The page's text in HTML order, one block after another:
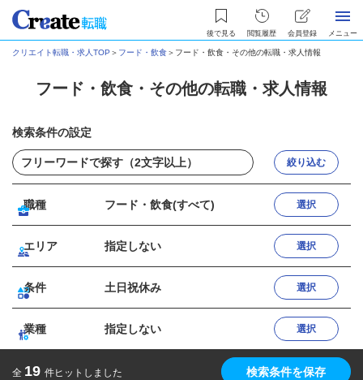
後で見る 閲覧履歴 会員登録 メニュー
クリエイト転職・求人TOP ＞ フード・飲食＞ フード・飲食・その他の転職・求人情報
フード・飲食・その他の転職・求人情報
検索条件の設定
絞り込む
職種 フード・飲食(すべて) 選択
エリア 指定しない 選択
条件 土日祝休み 選択
業種 指定しない 選択
全 19 件ヒットしました 検索条件を保存